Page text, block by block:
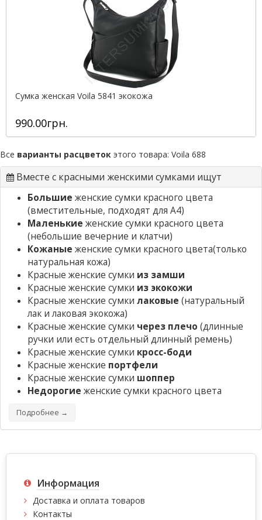
Сумка женская Voila 5841 экокожа
990.00грн.
Все варианты расцветок этого товара: Voila 688
Вместе с красными женскими сумками ищут
Большие женские сумки красного цвета
(вместительные, подходят для А4)
Маленькие женские сумки красного цвета
(небольшие вечерние и клатчи)
Кожаные женские сумки красного цвета(только
натуральная кожа)
Красные женские сумки из замши
Красные женские сумки из экокожи
Красные женские сумки лаковые (натуральный
лак и лаковая экокожа)
Красные женские сумки через плечо (длинные
ручки или есть отдельный длинный ремень)
Красные женские сумки кросс-боди
Красные женские портфели
Красные женские сумки шоппер
Недорогие женские сумки красного цвета
Подробнее →
Информация
Доставка и оплата товаров
Контакты